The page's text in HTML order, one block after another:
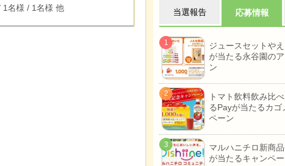
1名様 / 1名様 他 当選報告 応募情報
ジュースセットや
が当たる永谷園の
ン
トマト飲料飲み比
るPayが当たるカ
ペーン
マルハニチロ新商
が当たるキャンペ